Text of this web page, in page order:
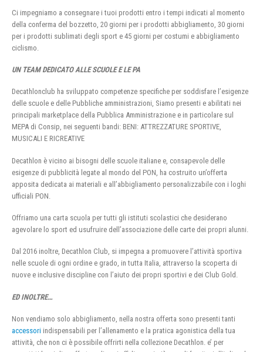
Ci impegniamo a consegnare i tuoi prodotti entro i tempi indicati al momento
della conferma del bozzetto, 20 giorni per i prodotti abbigliamento, 30 giorni
per i prodotti sublimati degli sport e 45 giorni per costumi e abbigliamento
ciclismo.
UN TEAM DEDICATO ALLE SCUOLE E LE PA
Decathlonclub ha sviluppato competenze specifiche per soddisfare l’esigenze
delle scuole e delle Pubbliche amministrazioni, Siamo presenti e abilitati nei
principali marketplace della Pubblica Amministrazione e in particolare sul
MEPA di Consip, nei seguenti bandi: BENI: ATTREZZATURE SPORTIVE,
MUSICALI E RICREATIVE
Decathlon è vicino ai bisogni delle scuole italiane e, consapevole delle
esigenze di pubblicità legate al mondo del PON, ha costruito un’offerta
apposita dedicata ai materiali e all’abbigliamento personalizzabile con i loghi
ufficiali PON.
Offriamo una carta scuola per tutti gli istituti scolastici che desiderano
agevolare lo sport ed usufruire dell’associazione delle carte dei propri alunni.
Dal 2016 inoltre, Decathlon Club, si impegna a promuovere l’attività sportiva
nelle scuole di ogni ordine e grado, in tutta Italia, attraverso la scoperta di
nuove e inclusive discipline con l’aiuto dei propri sportivi e dei Club Gold.
ED INOLTRE…
Non vendiamo solo abbigliamento, nella nostra offerta sono presenti tanti
accessori indispensabili per l’allenamento e la pratica agonistica della tua
attività, che non ci è possibile offrirti nella collezione Decathlon. e’ per